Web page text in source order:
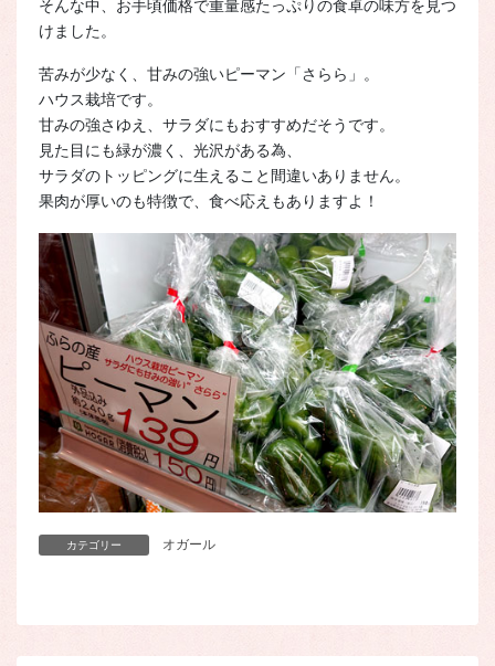
そんな中、お手頃価格で重量感たっぷりの食卓の味方を見つ
けました。
苦みが少なく、甘みの強いピーマン「さらら」。
ハウス栽培です。
甘みの強さゆえ、サラダにもおすすめだそうです。
見た目にも緑が濃く、光沢がある為、
サラダのトッピングに生えること間違いありません。
果肉が厚いのも特徴で、食べ応えもありますよ！
カテゴリー オガール